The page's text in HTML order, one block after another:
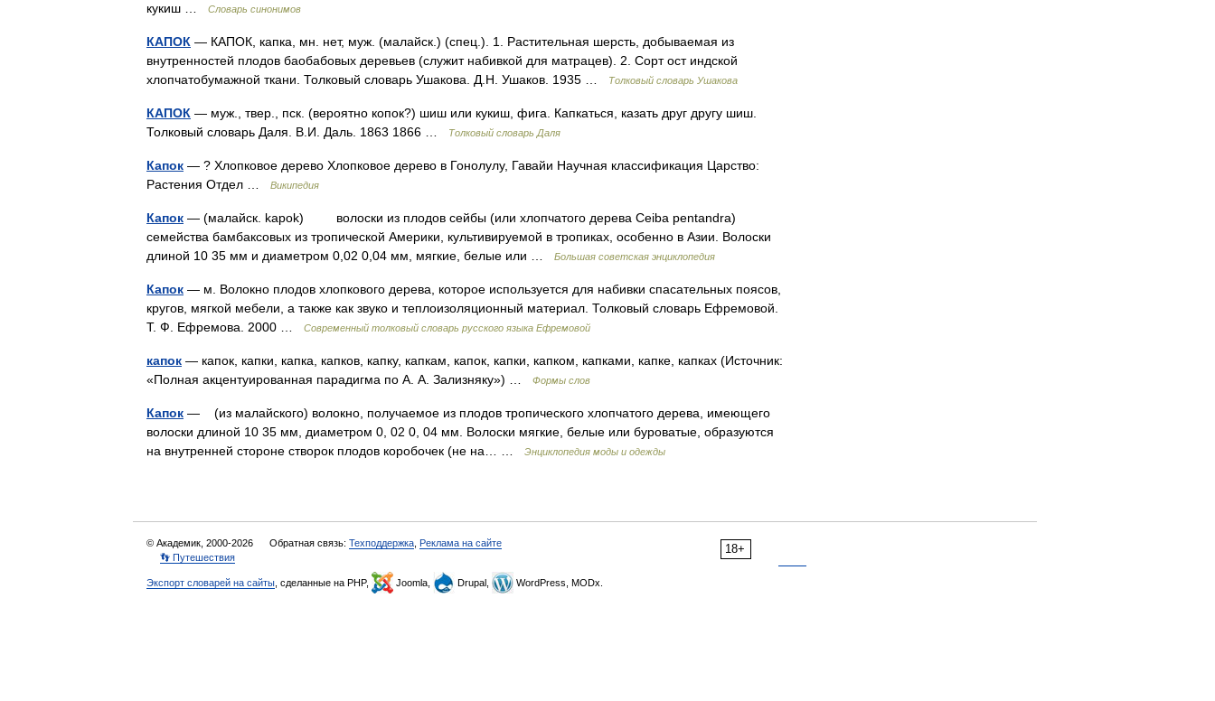
кукиш …
Словарь синонимов
КАПОК — КАПОК, капка, мн. нет, муж. (малайск.) (спец.). 1. Растительная шерсть, добываемая из
внутренностей плодов баобабовых деревьев (служит набивкой для матрацев). 2. Сорт ост индской
хлопчатобумажной ткани. Толковый словарь Ушакова. Д.Н. Ушаков. 1935 …
Толковый словарь Ушакова
КАПОК — муж., твер., пск. (вероятно копок?) шиш или кукиш, фига. Капкаться, казать друг другу шиш.
Толковый словарь Даля. В.И. Даль. 1863 1866 …
Толковый словарь Даля
Капок — ? Хлопковое дерево Хлопковое дерево в Гонолулу, Гавайи Научная классификация Царство:
Растения Отдел …
Википедия
Капок — (малайск. kapok) волоски из плодов сейбы (или хлопчатого дерева Ceiba pentandra)
семейства бамбаксовых из тропической Америки, культивируемой в тропиках, особенно в Азии. Волоски
длиной 10 35 мм и диаметром 0,02 0,04 мм, мягкие, белые или …
Большая советская энциклопедия
Капок — м. Волокно плодов хлопкового дерева, которое используется для набивки спасательных поясов,
кругов, мягкой мебели, а также как звуко и теплоизоляционный материал. Толковый словарь Ефремовой.
Т. Ф. Ефремова. 2000 …
Современный толковый словарь русского языка Ефремовой
капок — капок, капки, капка, капков, капку, капкам, капок, капки, капком, капками, капке, капках (Источник:
«Полная акцентуированная парадигма по А. А. Зализняку») …
Формы слов
Капок — (из малайского) волокно, получаемое из плодов тропического хлопчатого дерева, имеющего
волоски длиной 10 35 мм, диаметром 0, 02 0, 04 мм. Волоски мягкие, белые или буроватые, образуются
на внутренней стороне створок плодов коробочек (не на… …
Энциклопедия моды и одежды
18+
© Академик, 2000-2026 Обратная связь: Техподдержка Реклама на сайте
👣 Путешествия
Экспорт словарей на сайты , сделанные на PHP, Joomla, Drupal, WordPress, MODx.